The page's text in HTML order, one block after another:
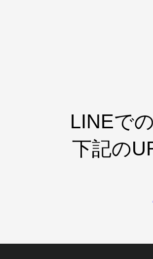
LINEで
下記の